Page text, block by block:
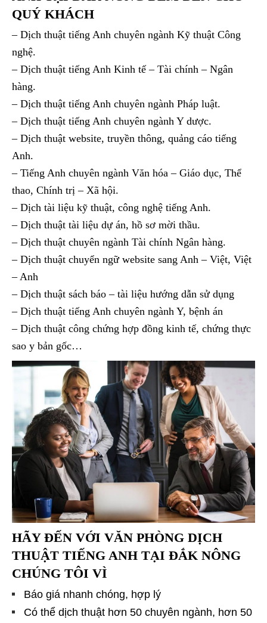
QUÝ KHÁCH
– Dịch thuật tiếng Anh chuyên ngành Kỹ thuật Công
nghệ.
– Dịch thuật tiếng Anh Kinh tế – Tài chính – Ngân
hàng.
– Dịch thuật tiếng Anh chuyên ngành Pháp luật.
– Dịch thuật tiếng Anh chuyên ngành Y dược.
– Dịch thuật website, truyền thông, quảng cáo tiếng
Anh.
– Tiếng Anh chuyên ngành Văn hóa – Giáo dục, Thể
thao, Chính trị – Xã hội.
– Dịch tài liệu kỹ thuật, công nghệ tiếng Anh.
– Dịch thuật tài liệu dự án, hồ sơ mời thầu.
– Dịch thuật chuyên ngành Tài chính Ngân hàng.
– Dịch thuật chuyển ngữ website sang Anh – Việt, Việt
– Anh
– Dịch thuật sách báo – tài liệu hướng dẫn sử dụng
– Dịch thuật tiếng Anh chuyên ngành Y, bệnh án
– Dịch thuật công chứng hợp đồng kinh tế, chứng thực
sao y bản gốc…
HÃY ĐẾN VỚI VĂN PHÒNG DỊCH
THUẬT TIẾNG ANH TẠI ĐẮK NÔNG
CHÚNG TÔI VÌ
Báo giá nhanh chóng, hợp lý
Có thể dịch thuật hơn 50 chuyên ngành, hơn 50